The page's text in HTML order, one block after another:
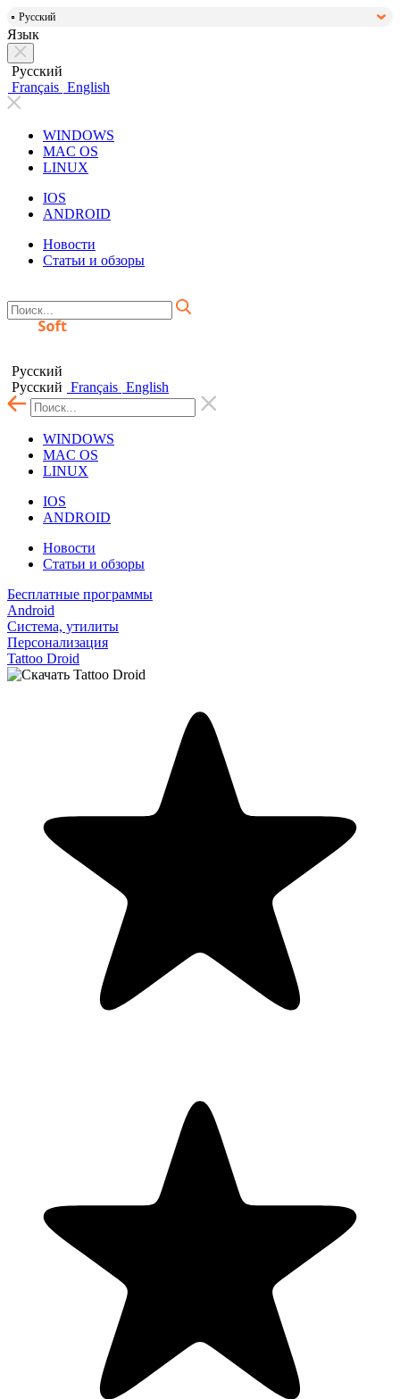
Русский
Язык
Русский
Français English
WINDOWS
MAC OS
LINUX
IOS
ANDROID
Новости
Статьи и обзоры
Русский
Русский Français English
WINDOWS
MAC OS
LINUX
IOS
ANDROID
Новости
Статьи и обзоры
Бесплатные программы
Android
Система, утилиты
Персонализация
Tattoo Droid